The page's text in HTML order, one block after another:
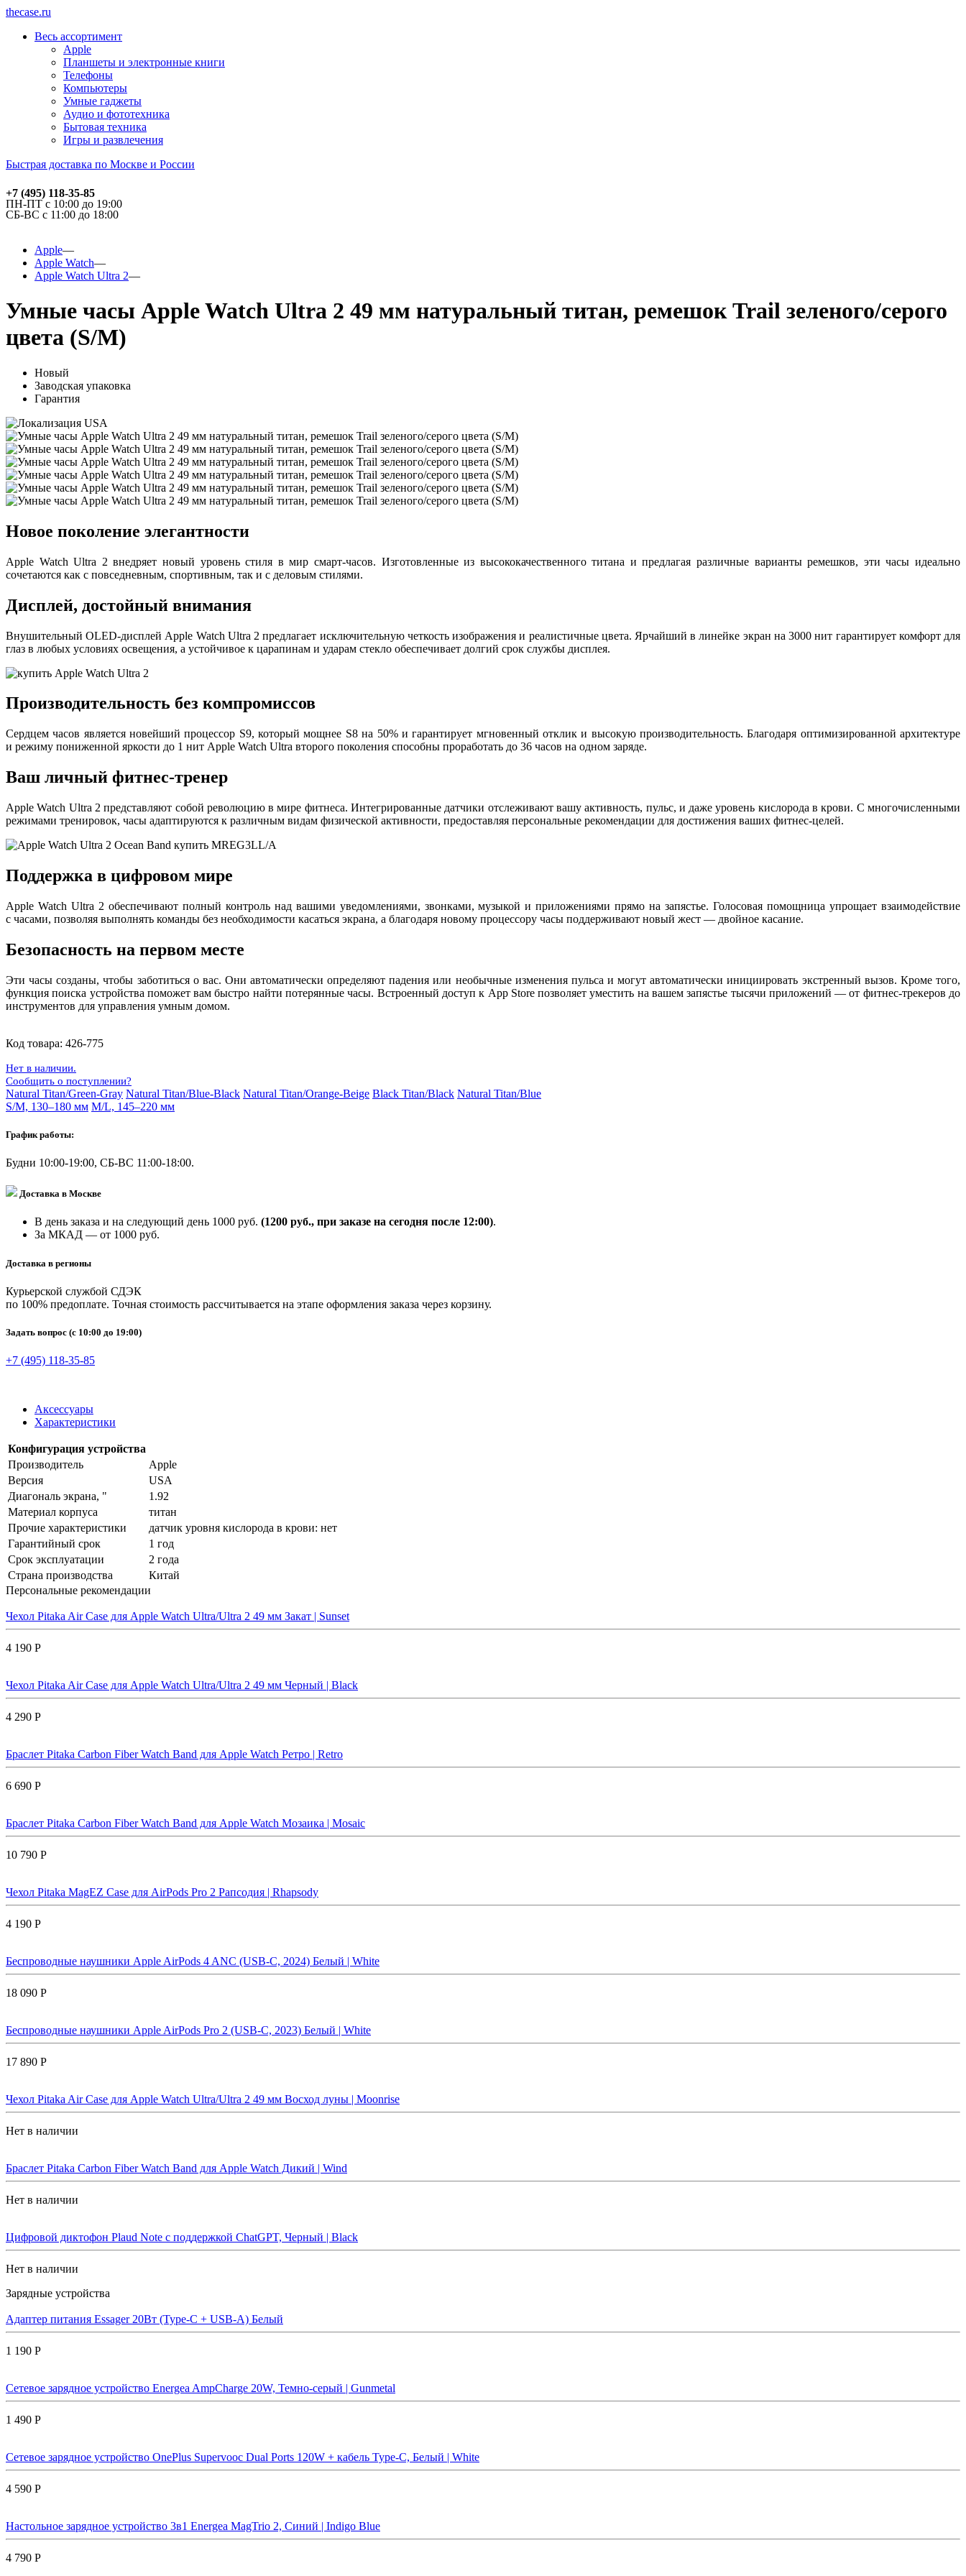
thecase.ru
Весь ассортимент
Apple
Планшеты и электронные книги
Телефоны
Компьютеры
Умные гаджеты
Аудио и фототехника
Бытовая техника
Игры и развлечения
Быстрая доставка по Москве и России
+7 (495) 118-35-85
ПН-ПТ с 10:00 до 19:00
СБ-ВС с 11:00 до 18:00
Apple
Apple Watch
Apple Watch Ultra 2
Умные часы Apple Watch Ultra 2 49 мм натуральный титан, ремешок Trail зеленого/серого
цвета (S/M)
Новый
Заводская упаковка
Гарантия
Новое поколение элегантности
Apple Watch Ultra 2 внедряет новый уровень стиля в мир смарт-часов. Изготовленные из высококачественного титана и предлагая различные варианты ремешков, эти часы идеально
сочетаются как с повседневным, спортивным, так и с деловым стилями.
Дисплей, достойный внимания
Внушительный OLED-дисплей Apple Watch Ultra 2 предлагает исключительную четкость изображения и реалистичные цвета. Ярчайший в линейке экран на 3000 нит гарантирует комфорт для
глаз в любых условиях освещения, а устойчивое к царапинам и ударам стекло обеспечивает долгий срок службы дисплея.
Производительность без компромиссов
Сердцем часов является новейший процессор S9, который мощнее S8 на 50% и гарантирует мгновенный отклик и высокую производительность. Благодаря оптимизированной архитектуре
и режиму пониженной яркости до 1 нит Apple Watch Ultra второго поколения способны проработать до 36 часов на одном заряде.
Ваш личный фитнес-тренер
Apple Watch Ultra 2 представляют собой революцию в мире фитнеса. Интегрированные датчики отслеживают вашу активность, пульс, и даже уровень кислорода в крови. С многочисленными
режимами тренировок, часы адаптируются к различным видам физической активности, предоставляя персональные рекомендации для достижения ваших фитнес-целей.
Поддержка в цифровом мире
Apple Watch Ultra 2 обеспечивают полный контроль над вашими уведомлениями, звонками, музыкой и приложениями прямо на запястье. Голосовая помощница упрощает взаимодействие
с часами, позволяя выполнять команды без необходимости касаться экрана, а благодаря новому процессору часы поддерживают новый жест — двойное касание.
Безопасность на первом месте
Эти часы созданы, чтобы заботиться о вас. Они автоматически определяют падения или необычные изменения пульса и могут автоматически инициировать экстренный вызов. Кроме того,
функция поиска устройства поможет вам быстро найти потерянные часы. Встроенный доступ к App Store позволяет уместить на вашем запястье тысячи приложений — от фитнес-трекеров до
инструментов для управления умным домом.
Код товара: 426-775
Нет в наличии.
Сообщить о поступлении?
Natural Titan/Green-Gray Natural Titan/Blue-Black Natural Titan/Orange-Beige Black Titan/Black Natural Titan/Blue
S/M, 130–180 мм M/L, 145–220 мм
График работы:
Будни 10:00-19:00, СБ-ВС 11:00-18:00.
Доставка в Москве
В день заказа и на следующий день 1000 руб. (1200 руб., при заказе на сегодня после 12:00).
За МКАД — от 1000 руб.
Доставка в регионы
Курьерской службой СДЭК
по 100% предоплате. Точная стоимость рассчитывается на этапе оформления заказа через корзину.
Задать вопрос (с 10:00 до 19:00)
+7 (495) 118-35-85
Аксессуары
Характеристики
Конфигурация устройства
Производитель
Apple
Версия
USA
Диагональ экрана, "
1.92
Материал корпуса
титан
Прочие характеристики
датчик уровня кислорода в крови: нет
Гарантийный срок
1 год
Срок эксплуатации
2 года
Страна производства
Китай
Персональные рекомендации
Чехол Pitaka Air Case для Apple Watch Ultra/Ultra 2 49 мм Закат | Sunset
4 190 Р
Чехол Pitaka Air Case для Apple Watch Ultra/Ultra 2 49 мм Черный | Black
4 290 Р
Браслет Pitaka Carbon Fiber Watch Band для Apple Watch Ретро | Retro
6 690 Р
Браслет Pitaka Carbon Fiber Watch Band для Apple Watch Мозаика | Mosaic
10 790 Р
Чехол Pitaka MagEZ Case для AirPods Pro 2 Рапсодия | Rhapsody
4 190 Р
Беспроводные наушники Apple AirPods 4 ANC (USB-C, 2024) Белый | White
18 090 Р
Беспроводные наушники Apple AirPods Pro 2 (USB-C, 2023) Белый | White
17 890 Р
Чехол Pitaka Air Case для Apple Watch Ultra/Ultra 2 49 мм Восход луны | Moonrise
Нет в наличии
Браслет Pitaka Carbon Fiber Watch Band для Apple Watch Дикий | Wind
Нет в наличии
Цифровой диктофон Plaud Note с поддержкой ChatGPT, Черный | Black
Нет в наличии
Зарядные устройства
Адаптер питания Essager 20Вт (Type-C + USB-A) Белый
1 190 Р
Сетевое зарядное устройство Energea AmpCharge 20W, Темно-серый | Gunmetal
1 490 Р
Сетевое зарядное устройство OnePlus Supervooc Dual Ports 120W + кабель Type-C, Белый | White
4 590 Р
Настольное зарядное устройство 3в1 Energea MagTrio 2, Синий | Indigo Blue
4 790 Р